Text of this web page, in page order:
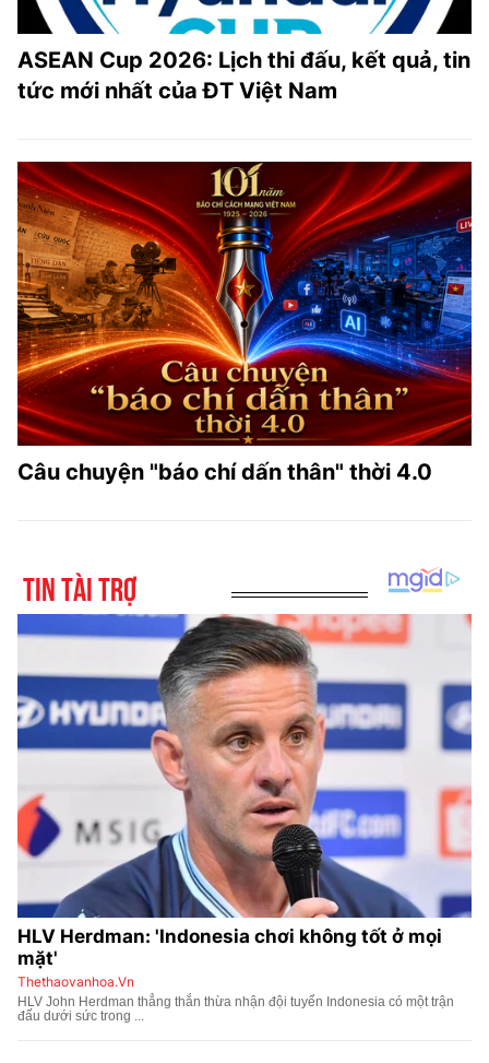
ASEAN Cup 2026: Lịch thi đấu, kết quả, tin
tức mới nhất của ĐT Việt Nam
Câu chuyện "báo chí dấn thân" thời 4.0